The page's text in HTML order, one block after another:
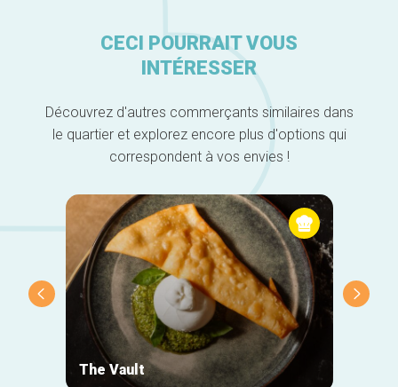
CECI POURRAIT VOUS
INTÉRESSER
Découvrez d'autres commerçants similaires dans
le quartier et explorez encore plus d'options qui
correspondent à vos envies !
The Vault